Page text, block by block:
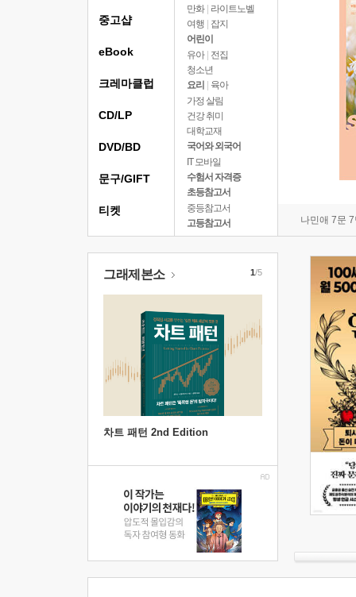
만화 | 라이트노벨
여행
잡지
어린이
유아 | 전집
청소년
요리
육아
가정 살림
건강 취미
대학교재
국어와 외국어
IT 모바일
수험서 자격증
초등참고서
중등참고서
고등참고서
나민애 7문
중고샵
eBook
크레마클럽
CD/LP
DVD/BD
문구/GIFT
티켓
그래제본소
차트 패턴 2nd Edition
1/5